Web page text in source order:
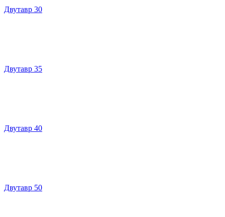
Двутавр 30
Двутавр 35
Двутавр 40
Двутавр 50